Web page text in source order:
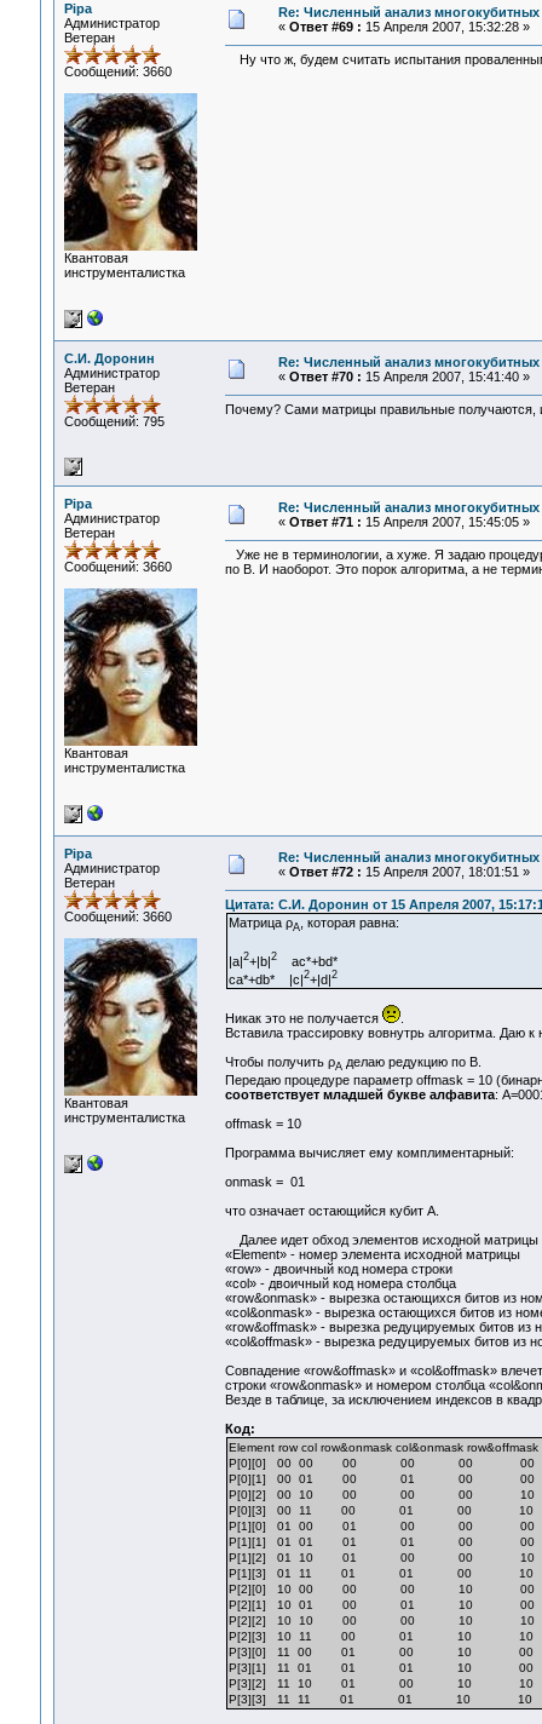
Pipa
Администратор
Ветеран
Сообщений: 3660
Квантовая
инструменталистка
Re: Численный анализ многокубитных
« Ответ #69 : 15 Апреля 2007, 15:32:28 »
Ну что ж, будем считать испытания
С.И. Доронин
Администратор
Ветеран
Сообщений: 795
Re: Численный анализ многокубитных
« Ответ #70 : 15 Апреля 2007, 15:41:40 »
Почему? Сами матрицы правильные получаются,
Pipa
Администратор
Ветеран
Сообщений: 3660
Квантовая
инструменталистка
Re: Численный анализ многокубитных
« Ответ #71 : 15 Апреля 2007, 15:45:05 »
Уже не в терминологии, а хуже. Я задаю
по В. И наоборот. Это порок алгоритма, а не
Pipa
Администратор
Ветеран
Сообщений: 3660
Квантовая
инструменталистка
Re: Численный анализ многокубитных
« Ответ #72 : 15 Апреля 2007, 18:01:51 »
Цитата: С.И. Доронин от 15 Апреля 2007,
Матрица ρA , которая равна:
|a|2+|b|2ac*+bd*
ca*+db* |c|2+|d|2
Никак это не получается
.
Вставила трассировку вовнутрь алгоритма. Даю к
Чтобы получить ρA делаю редукцию по B.
Передаю процедуре параметр offmask = 10
соответствует младшей букве алфавита:
offmask = 10
Программа вычисляет ему комплиментарный:
onmask = 01
что означает остающийся кубит A.
Далее идет обход элементов исходной матрицы
«Element» - номер элемента исходной матрицы
«row» - двоичный код номера строки
«col» - двоичный код номера столбца
«row&onmask» - вырезка остающихся битов из
«col&onmask» - вырезка остающихся битов из
«row&offmask» - вырезка редуцируемых битов из
«col&offmask» - вырезка редуцируемых битов из
Совпадение «row&offmask» и «col&offmask»
строки «row&onmask» и номером столбца
Везде в таблице, за исключением индексов в
Код:
Element row col row&onmask col&onmask row&offmask
P[0][0] 00 00 00 00 00 00
P[0][1] 00 01 00 01 00 00
P[0][2] 00 10 00 00 00 10
P[0][3] 00 11 00 01 00 10
P[1][0] 01 00 01 00 00 00
P[1][1] 01 01 01 01 00 00
P[1][2] 01 10 01 00 00 10
P[1][3] 01 11 01 01 00 10
P[2][0] 10 00 00 00 10 00
P[2][1] 10 01 00 01 10 00
P[2][2] 10 10 00 00 10 10
P[2][3] 10 11 00 01 10 10
P[3][0] 11 00 01 00 10 00
P[3][1] 11 01 01 01 10 00
P[3][2] 11 10 01 00 10 10
P[3][3] 11 11 01 01 10 10